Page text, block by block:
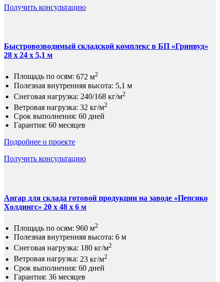
Получить консультацию
Быстровозводимый складской комплекс в БП «Гринвуд»
28 x 24 х 5,1 м
Площадь по осям: 672 м2
Полезная внутренняя высота: 5,1 м
Снеговая нагрузка: 240/168 кг/м2
Ветровая нагрузка: 32 кг/м2
Срок выполнения: 60 дней
Гарантия: 60 месяцев
Подробнее о проекте
Получить консультацию
Ангар для склада готовой продукции на заводе «Пепсико
Холдингс» 20 х 48 х 6 м
Площадь по осям: 960 м2
Полезная внутренняя высота: 6 м
Снеговая нагрузка: 180 кг/м2
Ветровая нагрузка: 23 кг/м2
Срок выполнения: 60 дней
Гарантия: 36 месяцев